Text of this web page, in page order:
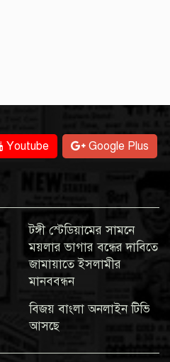
Youtube Google Plus
টঙ্গী স্টেডিয়ামের সামনে
ময়লার ভাগার বন্ধের দাবিতে
জামায়াতে ইসলামীর
মানববন্ধন
বিজয় বাংলা অনলাইন টিভি
আসছে